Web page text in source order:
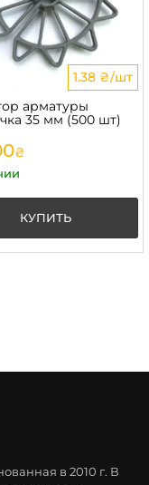
1.38 ₴/шт
арматуры
35 мм (500 шт)
₴
КУПИТЬ
в 2010 г. В